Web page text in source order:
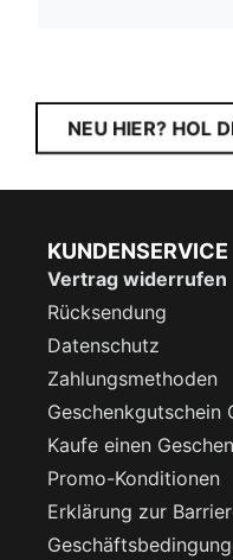
NEU HIER? HOL
KUNDENSERVICE
Vertrag widerrufen
Rücksendung
Datenschutz
Zahlungsmethoden
Geschenkgutschein
Kaufe einen
Promo-Konditionen
Erklärung zur